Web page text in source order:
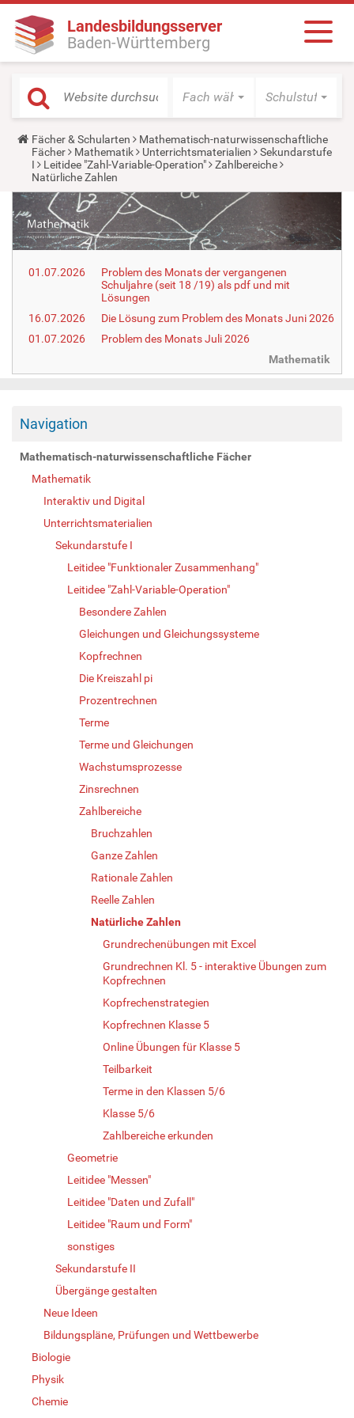
Landesbildungsserver
Baden-Württemberg
Fach wählen Schulstufe
Y
o
u
a
r
e
h
e
r
e
Fächer & Schularten
Mathematisch-naturwissenschaftliche
Fächer
Mathematik Unterrichtsmaterialien
Sekundarstufe
I
Leitidee "Zahl-Variable-Operation"
Zahlbereiche
Natürliche Zahlen
01.07.2026
Problem des Monats der vergangenen
Schuljahre (seit 18 /19) als pdf und mit
Lösungen
16.07.2026
Die Lösung zum Problem des Monats Juni 2026
01.07.2026
Problem des Monats Juli 2026
Mathematik
Navigation
Mathematisch-naturwissenschaftliche Fächer
Mathematik
Interaktiv und Digital
Unterrichtsmaterialien
Sekundarstufe I
Leitidee "Funktionaler Zusammenhang"
Leitidee "Zahl-Variable-Operation"
Besondere Zahlen
Gleichungen und Gleichungssysteme
Kopfrechnen
Die Kreiszahl pi
Prozentrechnen
Terme
Terme und Gleichungen
Wachstumsprozesse
Zinsrechnen
Zahlbereiche
Bruchzahlen
Ganze Zahlen
Rationale Zahlen
Reelle Zahlen
Natürliche Zahlen
Grundrechenübungen mit Excel
Grundrechnen Kl. 5 - interaktive Übungen zum
Kopfrechnen
Kopfrechenstrategien
Kopfrechnen Klasse 5
Online Übungen für Klasse 5
Teilbarkeit
Terme in den Klassen 5/6
Klasse 5/6
Zahlbereiche erkunden
Geometrie
Leitidee "Messen"
Leitidee "Daten und Zufall"
Leitidee "Raum und Form"
sonstiges
Sekundarstufe II
Übergänge gestalten
Neue Ideen
Bildungspläne, Prüfungen und Wettbewerbe
Biologie
Physik
Chemie